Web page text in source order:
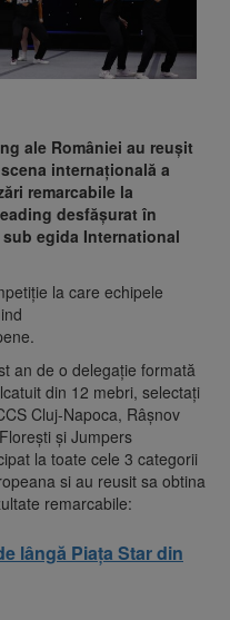
ale României au reușit
internațională a
remarcabile la
desfășurat în
egida International
la care echipele
an de o delegație formată
din 12 mebri, selectați
Cluj-Napoca, Râșnov
și Jumpers
la toate cele 3 categorii
si au reusit sa obtina
remarcabile:
lângă Piața Star din